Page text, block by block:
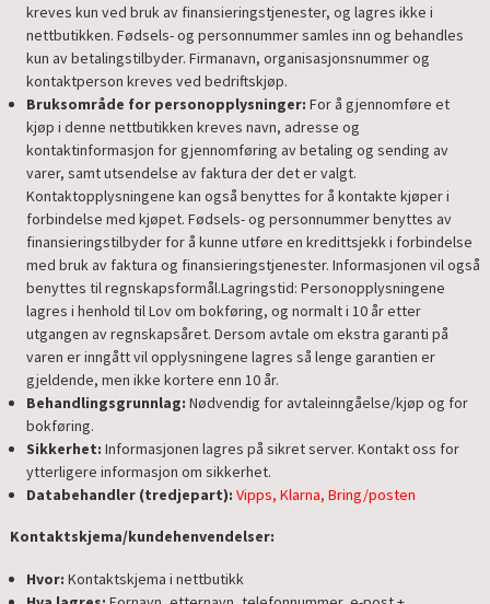
kreves kun ved bruk av finansieringstjenester, og lagres ikke i
nettbutikken. Fødsels- og personnummer samles inn og behandles
kun av betalingstilbyder. Firmanavn, organisasjonsnummer og
kontaktperson kreves ved bedriftskjøp.
Bruksområde for personopplysninger: For å gjennomføre et
kjøp i denne nettbutikken kreves navn, adresse og
kontaktinformasjon for gjennomføring av betaling og sending av
varer, samt utsendelse av faktura der det er valgt.
Kontaktopplysningene kan også benyttes for å kontakte kjøper i
forbindelse med kjøpet. Fødsels- og personnummer benyttes av
finansieringstilbyder for å kunne utføre en kredittsjekk i forbindelse
med bruk av faktura og finansieringstjenester. Informasjonen vil også
benyttes til regnskapsformål.Lagringstid: Personopplysningene
lagres i henhold til Lov om bokføring, og normalt i 10 år etter
utgangen av regnskapsåret. Dersom avtale om ekstra garanti på
varen er inngått vil opplysningene lagres så lenge garantien er
gjeldende, men ikke kortere enn 10 år.
Behandlingsgrunnlag: Nødvendig for avtaleinngåelse/kjøp og for
bokføring.
Sikkerhet: Informasjonen lagres på sikret server. Kontakt oss for
ytterligere informasjon om sikkerhet.
Databehandler (tredjepart): Vipps, Klarna, Bring/posten
Kontaktskjema/kundehenvendelser:
Hvor: Kontaktskjema i nettbutikk